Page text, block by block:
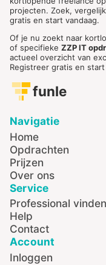
projecten. Zoek,
gratis en start vandaag.
Of je nu zoekt naar
of specifieke ZZP IT
actueel overzicht van
Registreer gratis en
funle
Navigatie
Home
Opdrachten
Prijzen
Over ons
Service
Professional vinden
Help
Contact
Account
Inloggen